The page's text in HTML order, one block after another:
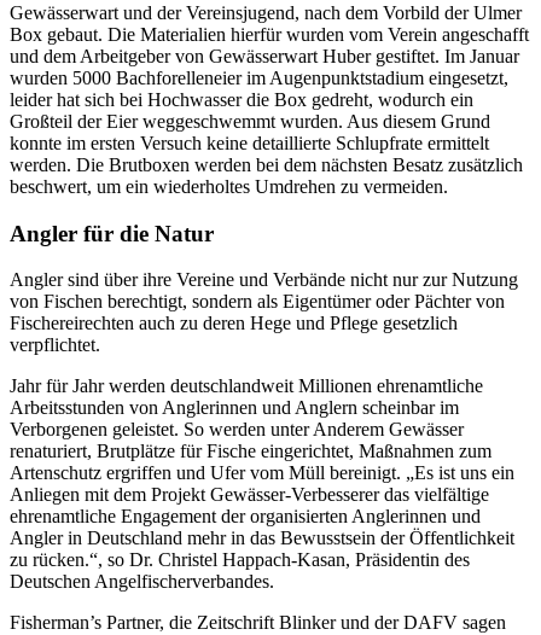
Gewässerwart und der Vereinsjugend, nach dem Vorbild der Ulmer
Box gebaut. Die Materialien hierfür wurden vom Verein angeschafft
und dem Arbeitgeber von Gewässerwart Huber gestiftet. Im Januar
wurden 5000 Bachforelleneier im Augenpunktstadium eingesetzt,
leider hat sich bei Hochwasser die Box gedreht, wodurch ein
Großteil der Eier weggeschwemmt wurden. Aus diesem Grund
konnte im ersten Versuch keine detaillierte Schlupfrate ermittelt
werden. Die Brutboxen werden bei dem nächsten Besatz zusätzlich
beschwert, um ein wiederholtes Umdrehen zu vermeiden.
Angler für die Natur
Angler sind über ihre Vereine und Verbände nicht nur zur Nutzung
von Fischen berechtigt, sondern als Eigentümer oder Pächter von
Fischereirechten auch zu deren Hege und Pflege gesetzlich
verpflichtet.
Jahr für Jahr werden deutschlandweit Millionen ehrenamtliche
Arbeitsstunden von Anglerinnen und Anglern scheinbar im
Verborgenen geleistet. So werden unter Anderem Gewässer
renaturiert, Brutplätze für Fische eingerichtet, Maßnahmen zum
Artenschutz ergriffen und Ufer vom Müll bereinigt. „Es ist uns ein
Anliegen mit dem Projekt Gewässer-Verbesserer das vielfältige
ehrenamtliche Engagement der organisierten Anglerinnen und
Angler in Deutschland mehr in das Bewusstsein der Öffentlichkeit
zu rücken.“, so Dr. Christel Happach-Kasan, Präsidentin des
Deutschen Angelfischerverbandes.
Fisherman’s Partner, die Zeitschrift Blinker und der DAFV sagen